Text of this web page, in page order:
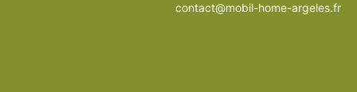
contact@mobil-home-argeles.fr